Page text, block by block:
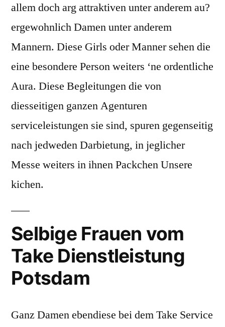
allem doch arg attraktiven unter anderem au?
ergewohnlich Damen unter anderem
Mannern. Diese Girls oder Manner sehen die
eine besondere Person weiters ‘ne ordentliche
Aura. Diese Begleitungen die von
diesseitigen ganzen Agenturen
serviceleistungen sie sind, spuren gegenseitig
nach jedweden Darbietung, in jeglicher
Messe weiters in ihnen Packchen Unsere
kichen.
Selbige Frauen vom
Take Dienstleistung
Potsdam
Ganz Damen ebendiese bei dem Take Service